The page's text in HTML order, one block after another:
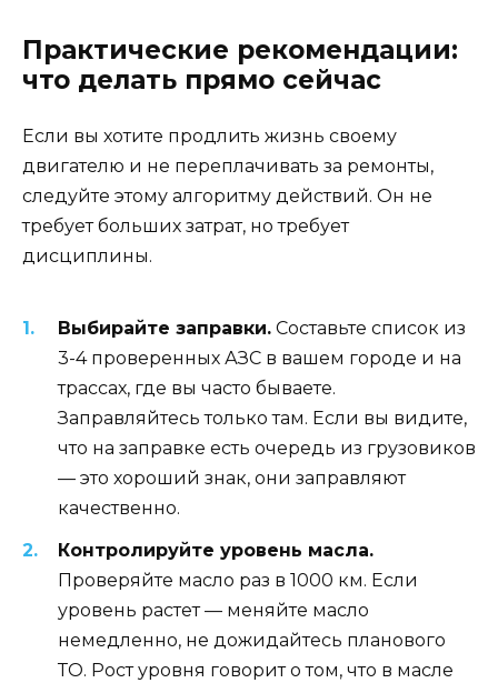
Практические рекомендации:
что делать прямо сейчас
Если вы хотите продлить жизнь своему
двигателю и не переплачивать за ремонты,
следуйте этому алгоритму действий. Он не
требует больших затрат, но требует
дисциплины.
Выбирайте заправки. Составьте список из
3-4 проверенных АЗС в вашем городе и на
трассах, где вы часто бываете.
Заправляйтесь только там. Если вы видите,
что на заправке есть очередь из грузовиков
— это хороший знак, они заправляют
качественно.
Контролируйте уровень масла.
Проверяйте масло раз в 1000 км. Если
уровень растет — меняйте масло
немедленно, не дожидайтесь планового
ТО. Рост уровня говорит о том, что в масле